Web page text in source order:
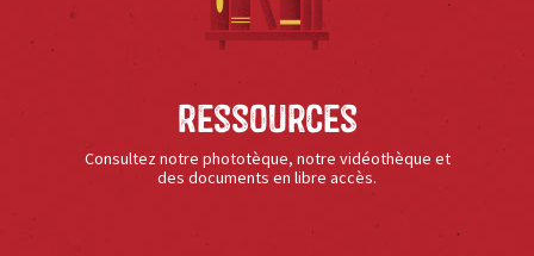
Ressources
Consultez notre phototèque, notre vidéothèque et
des documents en libre accès.